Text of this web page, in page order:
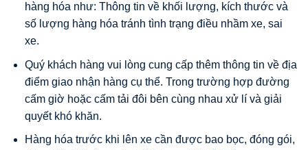
hàng hóa như: Thông tin về khối lượng, kích thước và
số lượng hàng hóa tránh tình trạng điều nhầm xe, sai
xe.
Quý khách hàng vui lòng cung cấp thêm thông tin về địa
điểm giao nhận hàng cụ thể. Trong trường hợp đường
cấm giờ hoặc cấm tải đôi bên cùng nhau xử lí và giải
quyết khó khăn.
Hàng hóa trước khi lên xe cần được bao bọc, đóng gói,